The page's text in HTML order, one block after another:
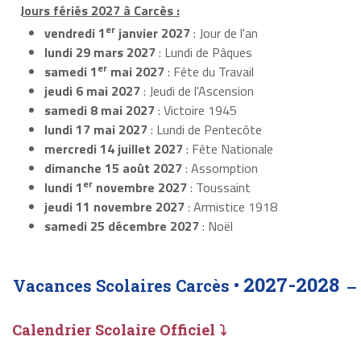
Jours fériés 2027 à Carcès :
vendredi 1er janvier 2027: Jour de l'an
lundi 29 mars 2027: Lundi de Pâques
samedi 1er mai 2027: Fête du Travail
jeudi 6 mai 2027: Jeudi de l'Ascension
samedi 8 mai 2027: Victoire 1945
lundi 17 mai 2027: Lundi de Pentecôte
mercredi 14 juillet 2027: Fête Nationale
dimanche 15 août 2027: Assomption
lundi 1er novembre 2027: Toussaint
jeudi 11 novembre 2027: Armistice 1918
samedi 25 décembre 2027: Noël
Vacances Scolaires Carcès • 2027-2028
Calendrier Scolaire Officiel ⤵